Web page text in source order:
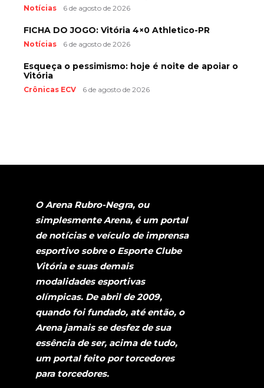
Notícias 6 de agosto de 2026
FICHA DO JOGO: Vitória 4×0 Athletico-PR
Notícias 6 de agosto de 2026
Esqueça o pessimismo: hoje é noite de apoiar o
Vitória
Crônicas ECV 6 de agosto de 2026
O Arena Rubro-Negra, ou
simplesmente Arena, é um portal
de notícias e veículo de imprensa
esportivo sobre o Esporte Clube
Vitória e suas demais
modalidades esportivas
olímpicas. De abril de 2009,
quando foi fundado, até então, o
Arena jamais se desfez de sua
essência de ser, acima de tudo,
um portal feito por torcedores
para torcedores.